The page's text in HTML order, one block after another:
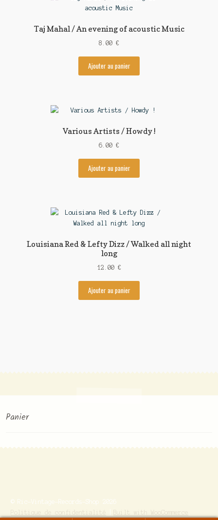
Taj Mahal / An evening of acoustic Music
8.00 €
Ajouter au panier
Various Artists / Howdy !
6.00 €
Ajouter au panier
Louisiana Red & Lefty Dizz / Walked all night
long
12.00 €
Ajouter au panier
Panier
© Ric-Vintage-Records-Shop 2026
Politique de confidentialité
Built with WooCommerce